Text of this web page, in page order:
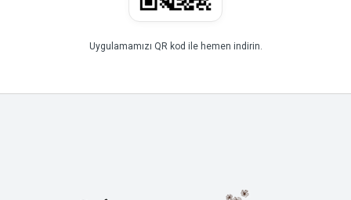
Uygulamamızı QR kod ile hemen indirin.